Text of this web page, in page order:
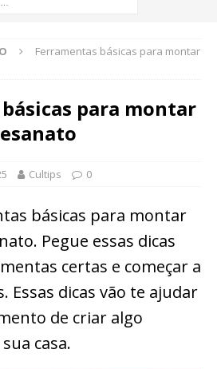
Ferramentas básicas para montar
para montar
Cultips 0
básicas para montar
Pegue essas dicas
certas e começar a
Essas dicas vão te ajudar
de criar algo
casa.